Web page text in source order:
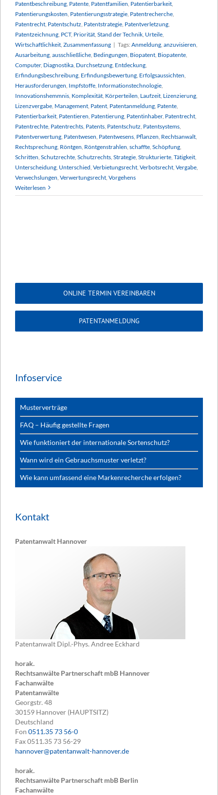
Patentbeschreibung Patente Patentfamilien Patentierbarkeit
Patentierungskosten Patentierungsstrategie Patentrecherche
Patentrecht Patentschutz Patentstrategie Patentverletzung
Patentzeichnung PCT, Priorität Stand der Technik Urteile
Wirtschaftlichkeit Zusammenfassung | Tags: Anmeldung anzuvisieren
Ausarbeitung ausschließliche Bedingungen Biopatent Biopatente
Computer, Diagnostika Durchsetzung Entdeckung
Erfindungsbeschreibung Erfindungsbewertung Erfolgsaussichten
Herausforderungen Impfstoffe Informationstechnologie
Innovationshemmnis Komplexität Körperteilen Laufzeit Lizenzierung
Lizenzvergabe Management Patent Patentanmeldung Patente
Patentierbarkeit Patentieren Patentierung Patentinhaber, Patentrecht
Patentrechte Patentrechts Patents Patentschutz Patentsystems
Patentverwertung Patentwesen Patentwesens Pflanzen Rechtsanwalt
Rechtsprechung Röntgen Röntgenstrahlen schaffte Schöpfung
Schritten Schutzrechte Schutzrechts Strategie Strukturierte Tätigkeit
Unterscheidung Unterschied Verbietungsrecht Verbotsrecht Vergabe
Verwechslungen Verwertungsrecht Vorgehens
Weiterlesen
ONLINE TERMIN VEREINBAREN
PATENTANMELDUNG
Infoservice
Musterverträge
FAQ – Häufig gestellte Fragen
Wie funktioniert der internationale Sortenschutz?
Wann wird ein Gebrauchsmuster verletzt?
Wie kann umfassend eine Markenrecherche erfolgen?
Kontakt
Patentanwalt Hannover
Patentanwalt Dipl.-Phys. Andree Eckhard
horak.
Rechtsanwälte Partnerschaft mbB Hannover
Fachanwälte
Patentanwälte
Georgstr. 48
30159 Hannover (HAUPTSITZ)
Deutschland
Fon 0511.35 73 56-0
Fax0511.35 73 56-29
hannover@patentanwalt-hannover.de
horak.
Rechtsanwälte Partnerschaft mbB Berlin
Fachanwälte